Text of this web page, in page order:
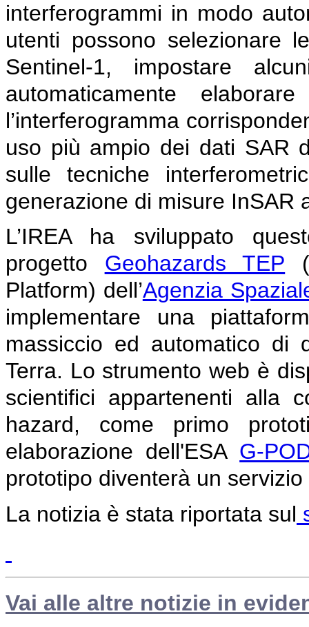
interferogrammi in modo
utenti possono selezionare
Sentinel-1, impostare
automaticamente
l’interferogramma
uso più ampio dei dati SAR
sulle tecniche
generazione di misure InSAR
L’IREA ha sviluppato
progetto Geohazards TEP
Platform) dell’Agenzia
implementare una
massiccio ed automatico di
Terra. Lo strumento web è
scientifici appartenenti alla
hazard, come primo
elaborazione dell'ESA G-
prototipo diventerà un
La notizia è stata riportata sul
Vai alle altre notizie in